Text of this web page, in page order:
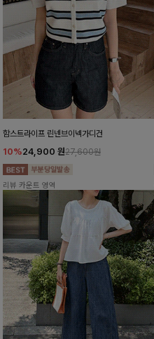
함스트라이프 린넨브이넥가디건
10%24,900 원27,600원
리뷰 카운트 영역